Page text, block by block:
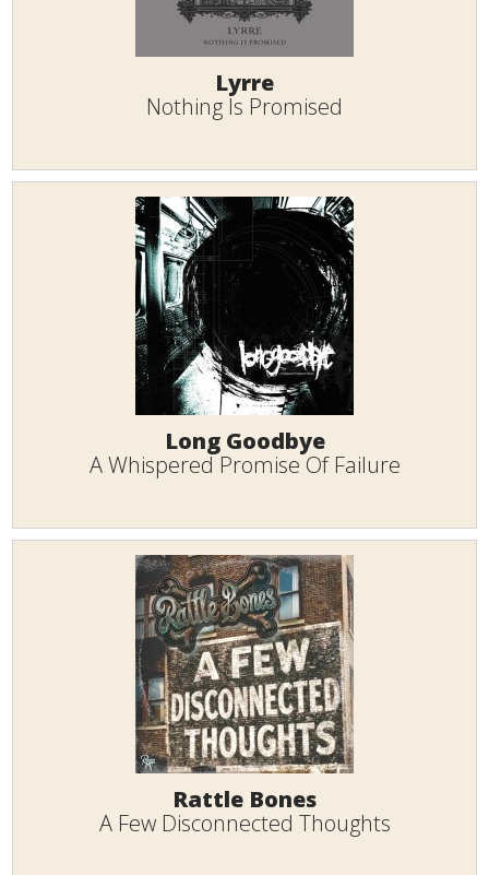
Lyrre
Nothing Is Promised
Long Goodbye
A Whispered Promise Of Failure
Rattle Bones
A Few Disconnected Thoughts